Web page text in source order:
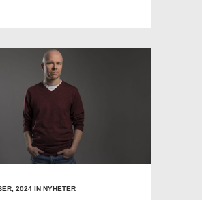
2024 IN NYHETER